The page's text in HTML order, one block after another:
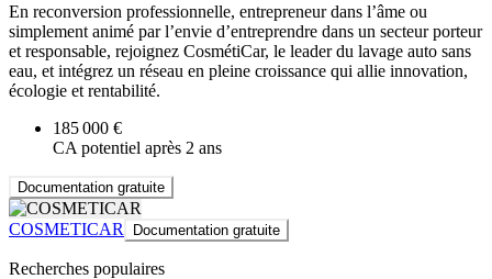
En reconversion professionnelle, entrepreneur dans l’âme ou
simplement animé par l’envie d’entreprendre dans un secteur porteur
et responsable, rejoignez CosmétiCar, le leader du lavage auto sans
eau, et intégrez un réseau en pleine croissance qui allie innovation,
écologie et rentabilité.
185 000 €
CA potentiel après 2 ans
Documentation gratuite
COSMETICAR Documentation gratuite
Recherches populaires